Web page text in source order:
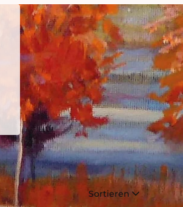
Sortieren